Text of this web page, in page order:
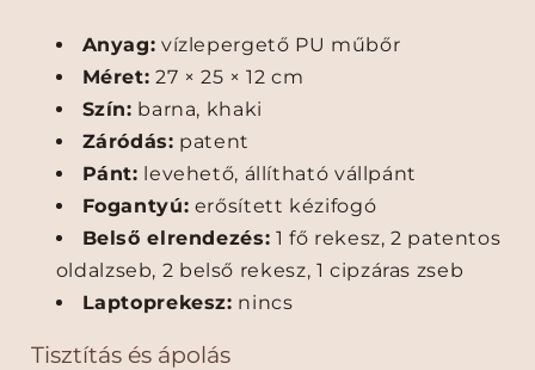
c
s
ö
k
e
n
t
é
e
e
k
n
ö
v
e
é
s
e
Anyag: vízlepergető PU műbőr
Méret: 27 × 25 × 12 cm
Szín: barna, khaki
Záródás: patent
Pánt: levehető, állítható vállpánt
Fogantyú: erősített kézifogó
Belső elrendezés: 1 fő rekesz, 2 patentos
oldalzseb, 2 belső rekesz, 1 cipzáras zseb
Laptoprekesz: nincs
Tisztítás és ápolás